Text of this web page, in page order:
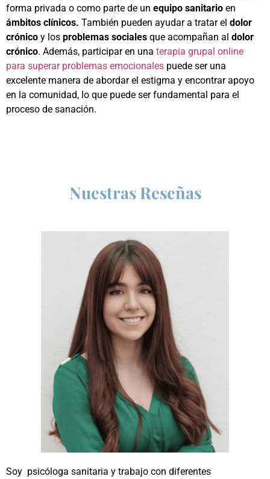
forma privada o como parte de un equipo sanitario en
ámbitos clínicos. También pueden ayudar a tratar el dolor
crónico y los problemas sociales que acompañan al dolor
crónico. Además, participar en una terapia grupal online
para superar problemas emocionales puede ser una
excelente manera de abordar el estigma y encontrar apoyo
en la comunidad, lo que puede ser fundamental para el
proceso de sanación.
Nuestras Reseñas
Soy psicóloga sanitaria y trabajo con diferentes